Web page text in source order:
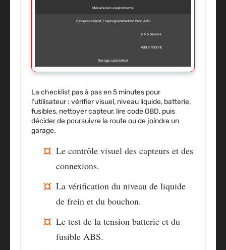
Mécanicien expérimenté
Remplacement / reprogrammation bloc ABS
2 à 6 heures
400 à 1500 €
Garage spécialisé
La checklist pas à pas en 5 minutes pour
l’utilisateur : vérifier visuel, niveau liquide, batterie,
fusibles, nettoyer capteur, lire code OBD, puis
décider de poursuivre la route ou de joindre un
garage.
Le contrôle visuel des capteurs et des
connexions.
La vérification du niveau de liquide
de frein et du bouchon.
Le test de la tension batterie et du
fusible ABS.